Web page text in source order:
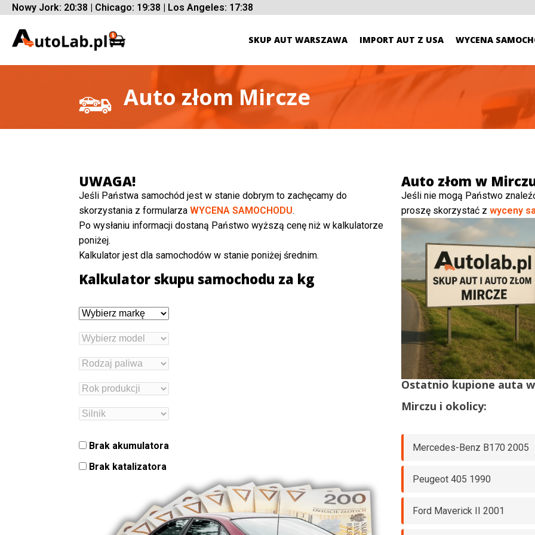
Nowy Jork: 20:38 | Chicago: 19:38 | Los Angeles: 17:38
SKUP AUT WARSZAWA IMPORT AUT Z USA WYCENA
Auto złom Mircze
UWAGA!
Jeśli Państwa samochód jest w stanie dobrym to zachęcamy do
skorzystania z formularza WYCENA SAMOCHODU.
Po wysłaniu informacji dostaną Państwo wyższą cenę niż w kalkulatorze
poniżej.
Kalkulator jest dla samochodów w stanie poniżej średnim.
Kalkulator skupu samochodu za kg
Brak akumulatora
Brak katalizatora
Auto złom w
Jeśli nie mogą Państwo
proszę skorzystać z wyceny
Ostatnio kupione auta
Mirczu i okolicy:
Mercedes-Benz B170 2005
Peugeot 405 1990
Ford Maverick II 2001